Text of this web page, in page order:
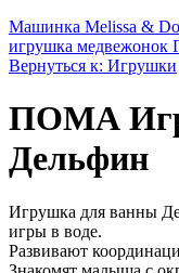
Машинка Melissa &
игрушка медвежонок
Вернуться к: Игрушки
ПОМА
Дельфин
Игрушка для ванны
игры в воде.
Развивают